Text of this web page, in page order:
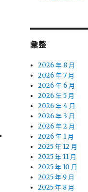
彙整
2026 年 8 月
2026 年 7 月
2026 年 6 月
2026 年 5 月
2026 年 4 月
2026 年 3 月
2026 年 2 月
2026 年 1 月
2025 年 12 月
2025 年 11 月
2025 年 10 月
2025 年 9 月
2025 年 8 月